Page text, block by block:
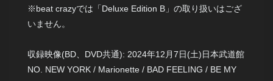
※beat crazyでは「Deluxe Edition B」の取り扱いはござ
いません。
収録映像(BD、DVD共通): 2024年12月7日(土)日本武道館
NO. NEW YORK / Marionette / BAD FEELING / BE MY